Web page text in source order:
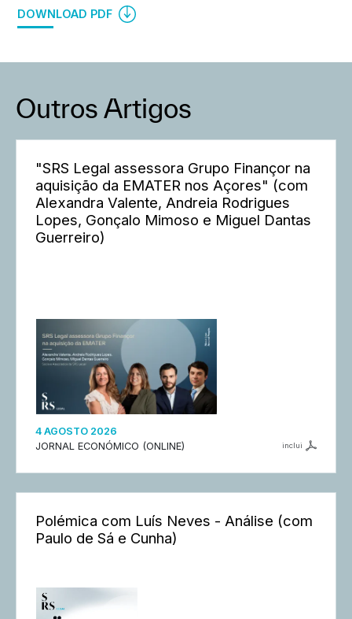
DOWNLOAD PDF
Outros Artigos
"SRS Legal assessora Grupo Finançor na
aquisição da EMATER nos Açores" (com
Alexandra Valente, Andreia Rodrigues
Lopes, Gonçalo Mimoso e Miguel Dantas
Guerreiro)
4 AGOSTO 2026
JORNAL ECONÓMICO (ONLINE)
inclui
Polémica com Luís Neves - Análise (com
Paulo de Sá e Cunha)